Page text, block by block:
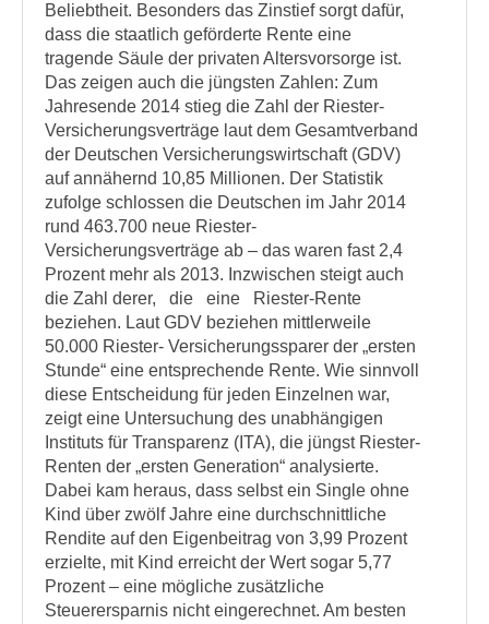
Beliebtheit. Besonders das Zinstief sorgt dafür,
dass die staatlich geförderte Rente eine
tragende Säule der privaten Altersvorsorge ist.
Das zeigen auch die jüngsten Zahlen: Zum
Jahresende 2014 stieg die Zahl der Riester-
Versicherungsverträge laut dem Gesamtverband
der Deutschen Versicherungswirtschaft (GDV)
auf annähernd 10,85 Millionen. Der Statistik
zufolge schlossen die Deutschen im Jahr 2014
rund 463.700 neue Riester-
Versicherungsverträge ab – das waren fast 2,4
Prozent mehr als 2013. Inzwischen steigt auch
die Zahl derer, die eine Riester-Rente
beziehen. Laut GDV beziehen mittlerweile
50.000 Riester- Versicherungssparer der „ersten
Stunde“ eine entsprechende Rente. Wie sinnvoll
diese Entscheidung für jeden Einzelnen war,
zeigt eine Untersuchung des unabhängigen
Instituts für Transparenz (ITA), die jüngst Riester-
Renten der „ersten Generation“ analysierte.
Dabei kam heraus, dass selbst ein Single ohne
Kind über zwölf Jahre eine durchschnittliche
Rendite auf den Eigenbeitrag von 3,99 Prozent
erzielte, mit Kind erreicht der Wert sogar 5,77
Prozent – eine mögliche zusätzliche
Steuerersparnis nicht eingerechnet. Am besten